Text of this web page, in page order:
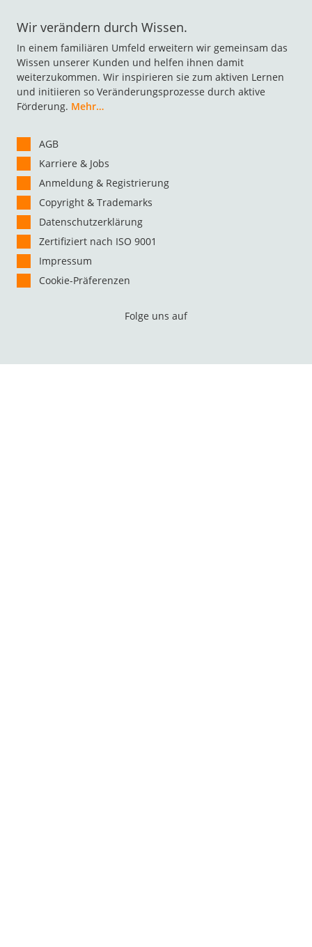
Wir verändern durch Wissen.
In einem familiären Umfeld erweitern wir gemeinsam das
Wissen unserer Kunden und helfen ihnen damit
weiterzukommen. Wir inspirieren sie zum aktiven Lernen
und initiieren so Veränderungsprozesse durch aktive
Förderung. Mehr…
AGB
Karriere & Jobs
Anmeldung & Registrierung
Copyright & Trademarks
Datenschutzerklärung
Zertifiziert nach ISO 9001
Impressum
Cookie-Präferenzen
Folge uns auf